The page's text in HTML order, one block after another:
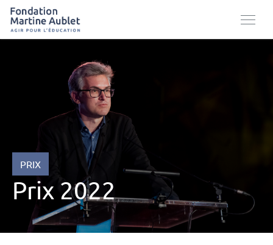
PRIX
Prix 2022